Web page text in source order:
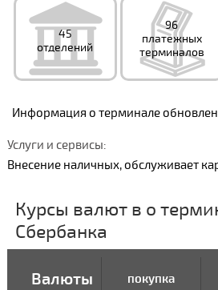
45
отделений
96
платежных
терминалов
Информация о терминале
Услуги и сервисы:
Внесение наличных, обслуживает
Курсы валют в о
Сбербанка
Валюты покупка